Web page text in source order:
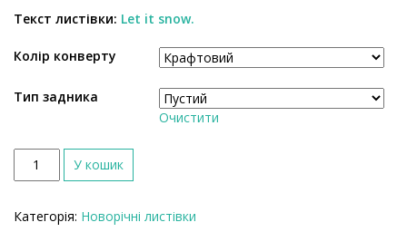
Текст листівки: Let it snow.
Колір конверту
Тип задника
Очистити
і
ь
У кошик
Категорія: Новорічні листівки